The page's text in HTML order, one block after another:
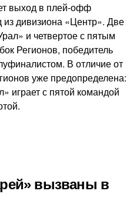
выход в плей-офф
дивизиона «Центр». Две
и четвертое с пятым
Регионов, победитель
В отличие от
уже предопределена:
играет с пятой командой
вызваны в